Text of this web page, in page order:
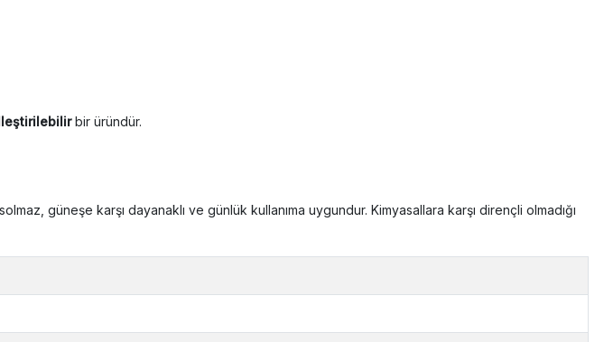
bir üründür.
güneşe karşı dayanaklı ve günlük kullanıma uygundur. Kimyasallara karşı dirençli olmadığı